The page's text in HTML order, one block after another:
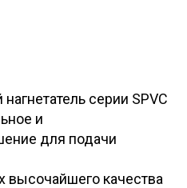
серии SPVC
и
для подачи
качества